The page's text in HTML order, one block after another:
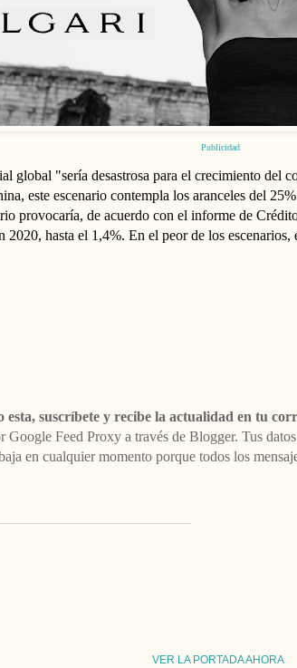
Publicidad
global "sería desastrosa para el crecimiento del
este escenario contempla los aranceles del
provocaría, de acuerdo con el informe de
2020, hasta el 1,4%. En el peor de los
suscríbete y recibe la actualidad en tu
Feed Proxy a través de Blogger. Tus
en cualquier momento porque todos los
VER LA PORTADA AHORA